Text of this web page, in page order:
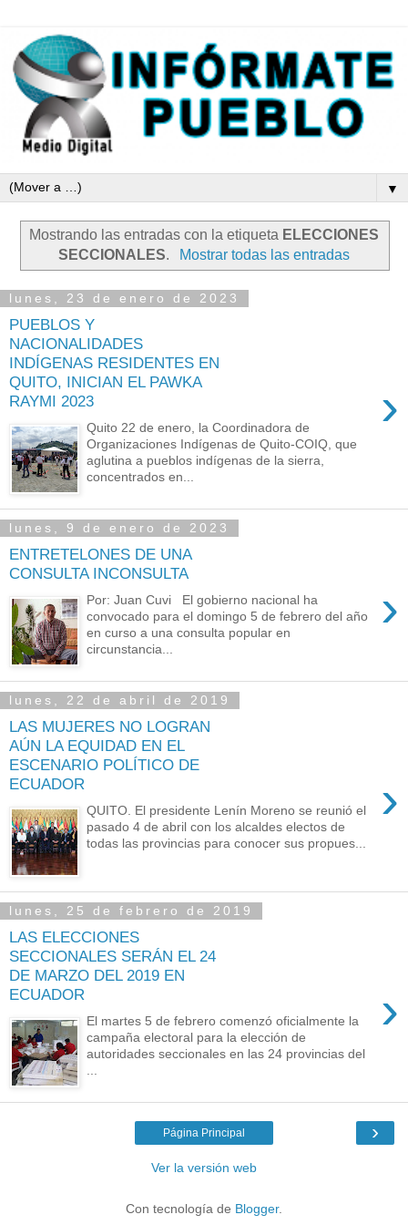
▼
Mostrando las entradas con la etiqueta ELECCIONES
SECCIONALES. Mostrar todas las entradas
lunes, 23 de enero de 2023
PUEBLOS Y
NACIONALIDADES
INDÍGENAS RESIDENTES EN
QUITO, INICIAN EL PAWKA
RAYMI 2023
›
Quito 22 de enero, la Coordinadora de
Organizaciones Indígenas de Quito-COIQ, que
aglutina a pueblos indígenas de la sierra,
concentrados en...
lunes, 9 de enero de 2023
ENTRETELONES DE UNA
CONSULTA INCONSULTA
›
Por: Juan Cuvi El gobierno nacional ha
convocado para el domingo 5 de febrero del año
en curso a una consulta popular en
circunstancia...
lunes, 22 de abril de 2019
LAS MUJERES NO LOGRAN
AÚN LA EQUIDAD EN EL
ESCENARIO POLÍTICO DE
ECUADOR
›
QUITO. El presidente Lenín Moreno se reunió el
pasado 4 de abril con los alcaldes electos de
todas las provincias para conocer sus propues...
lunes, 25 de febrero de 2019
LAS ELECCIONES
SECCIONALES SERÁN EL 24
DE MARZO DEL 2019 EN
ECUADOR
›
El martes 5 de febrero comenzó oficialmente la
campaña electoral para la elección de
autoridades seccionales en las 24 provincias del
›
Página Principal
Ver la versión web
Con tecnología de Blogger.